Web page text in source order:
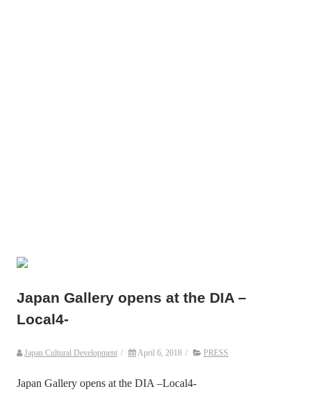
Japan Gallery opens at the DIA –
Local4-
Japan Cultural Development / April 6, 2018 / PRESS
Japan Gallery opens at the DIA –Local4-